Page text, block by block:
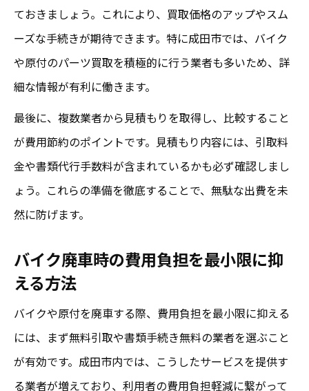
ておきましょう。これにより、買取価格のアップやスム
ーズな手続きが期待できます。特に成田市では、バイク
や原付のパーツ買取を積極的に行う業者も多いため、詳
細な情報が有利に働きます。
最後に、複数業者から見積もりを取得し、比較すること
が費用節約のポイントです。見積もり内容には、引取料
金や書類代行手数料が含まれているかも必ず確認しまし
ょう。これらの準備を徹底することで、無駄な出費を未
然に防げます。
バイク廃車時の費用負担を最小限に抑
える方法
バイクや原付を廃車する際、費用負担を最小限に抑える
には、まず無料引取や書類手続き無料の業者を選ぶこと
が有効です。成田市内では、こうしたサービスを提供す
る業者が増えており、利用者の費用負担軽減に繋がって